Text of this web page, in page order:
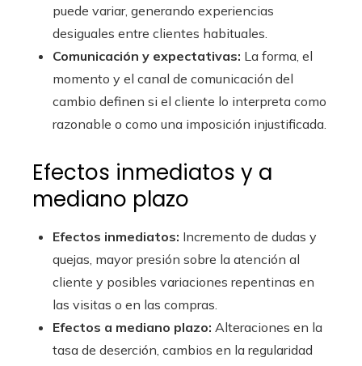
puede variar, generando experiencias
desiguales entre clientes habituales.
Comunicación y expectativas: La forma, el
momento y el canal de comunicación del
cambio definen si el cliente lo interpreta como
razonable o como una imposición injustificada.
Efectos inmediatos y a
mediano plazo
Efectos inmediatos: Incremento de dudas y
quejas, mayor presión sobre la atención al
cliente y posibles variaciones repentinas en
las visitas o en las compras.
Efectos a mediano plazo: Alteraciones en la
tasa de deserción, cambios en la regularidad